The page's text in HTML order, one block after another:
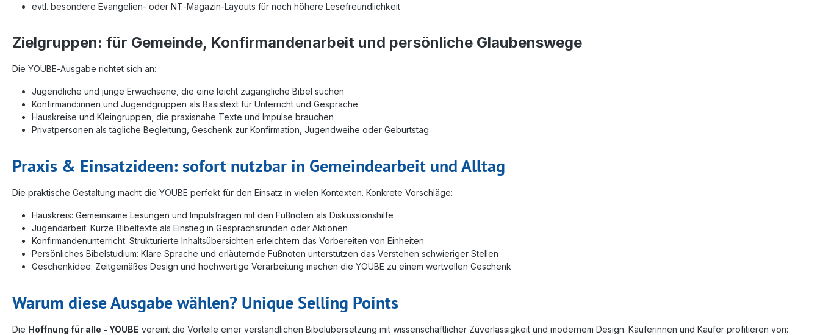
evtl. besondere Evangelien‑ oder NT‑Magazin‑Layouts für noch höhere Lesefreundlichkeit
Zielgruppen: für Gemeinde, Konfirmandenarbeit und persönliche Glaubenswege
Die YOUBE‑Ausgabe richtet sich an:
Jugendliche und junge Erwachsene, die eine leicht zugängliche Bibel suchen
Konfirmand:innen und Jugendgruppen als Basistext für Unterricht und Gespräche
Hauskreise und Kleingruppen, die praxisnahe Texte und Impulse brauchen
Privatpersonen als tägliche Begleitung, Geschenk zur Konfirmation, Jugendweihe oder Geburtstag
Praxis & Einsatzideen: sofort nutzbar in Gemeindearbeit und Alltag
Die praktische Gestaltung macht die YOUBE perfekt für den Einsatz in vielen Kontexten. Konkrete Vorschläge:
Hauskreis: Gemeinsame Lesungen und Impulsfragen mit den Fußnoten als Diskussionshilfe
Jugendarbeit: Kurze Bibeltexte als Einstieg in Gesprächsrunden oder Aktionen
Konfirmandenunterricht: Strukturierte Inhaltsübersichten erleichtern das Vorbereiten von Einheiten
Persönliches Bibelstudium: Klare Sprache und erläuternde Fußnoten unterstützen das Verstehen schwieriger Stellen
Geschenkidee: Zeitgemäßes Design und hochwertige Verarbeitung machen die YOUBE zu einem wertvollen Geschenk
Warum diese Ausgabe wählen? Unique Selling Points
Die Hoffnung für alle - YOUBE vereint die Vorteile einer verständlichen Bibelübersetzung mit wissenschaftlicher Zuverlässigkeit und modernem Design. Käuferinnen und Käufer profitieren von: